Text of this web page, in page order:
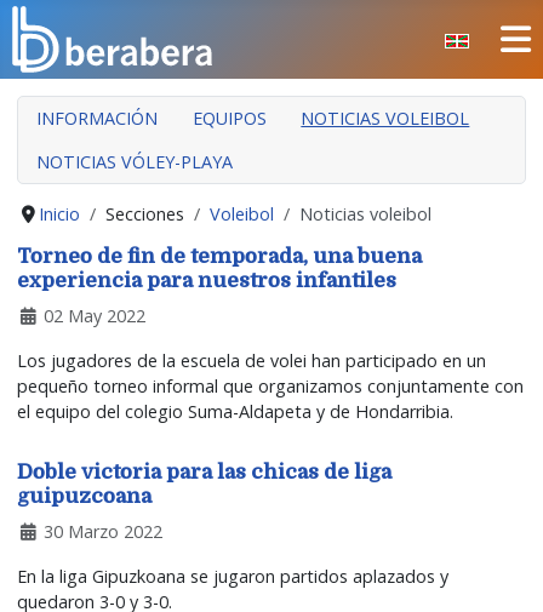
CERRAR
INICIO
CLUB
MANTEO
SECCIONES
EVENTOS
PREVENCIÓN DE LA VIOLENCIA
BERA BERA IZARRAK
INFORMACIÓN EQUIPOS
NOTICIAS VOLEIBOL
NOTICIAS VÓLEY-PLAYA
Inicio Secciones Voleibol
Noticias voleibol
Torneo de fin de temporada, una buena
experiencia para nuestros infantiles
02 May 2022
Los jugadores de la escuela de volei han participado en un
pequeño torneo informal que organizamos conjuntamente con
el equipo del colegio Suma-Aldapeta y de Hondarribia.
Doble victoria para las chicas de liga
guipuzcoana
30 Marzo 2022
En la liga Gipuzkoana se jugaron partidos aplazados y
quedaron 3-0 y 3-0.